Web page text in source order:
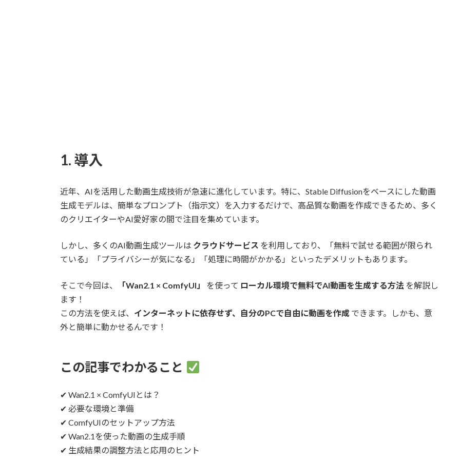
1. 導入
近年、AIを活用した動画生成技術が急速に進化しています。特に、Stable Diffusionをベースにした動画
生成モデルは、簡単なプロンプト（指示文）を入力するだけで、高品質な動画を作成できるため、多く
のクリエイターやAI愛好家の間で注目を集めています。
しかし、多くのAI動画生成ツールは クラウドサービス を利用しており、「無料で試せる範囲が限られ
ている」「プライバシーが気になる」「処理に時間がかかる」といったデメリットもあります。
そこで今回は、 「Wan2.1 × ComfyUI」 を使って ローカル環境で無料でAI動画を生成する方法 を解説し
ます！
この方法を使えば、 インターネットに依存せず、自分のPCで自由に動画を作成 できます。しかも、意
外と簡単に動かせるんです！
この記事でわかること
✔ Wan2.1 × ComfyUIとは？
✔ 必要な環境と準備
✔ ComfyUIのセットアップ方法
✔ Wan2.1を使った動画の生成手順
✔ 生成結果の調整方法と応用のヒント